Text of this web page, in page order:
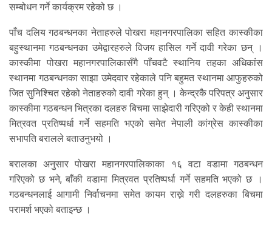
सम्बोधन गर्ने कार्यक्रम रहेको छ ।
पाँच दलिय गठबन्धनका नेताहरुले पोखरा महानगरपालिका सहित कास्कीका
बहुस्थानमा गठबन्धनका उमेद्वारहरुले विजय हासिल गर्ने दावी गरेका छन् ।
कास्कीमा पोखरा महानगरपालिकासँगै पाँचवटै स्थानिय तहका अधिकांस
स्थानमा गठबन्धनका साझा उमेदवार रहेकाले पनि बहुमत स्थानमा आफुहरुको
जित सुनिश्चित रहेको नेताहरुको दावी गरेका हुन् । केन्द्रकै परिपत्र अनुसार
कास्कीमा गठबन्धन भित्रका दलहरु बिचमा साझेदारी गरिएको र केही स्थानमा
मित्रवत प्रतिष्पर्धा गर्ने सहमति भएको समेत नेपाली कांग्रेस कास्कीका
सभापति बरालले बताउनुभयो ।
बरालका अनुसार पोखरा महानगरपालिकाका १६ वटा वडामा गठबन्धन
गरिएको छ भने, बाँकी वडामा मित्रवत प्रतिष्पर्धा गर्ने सहमति भएको छ ।
गठबन्धनलाई आगामी निर्वाचनमा समेत कायम राख्ने गरी दलहरुका बिचमा
परामर्श भएको बताइन्छ ।